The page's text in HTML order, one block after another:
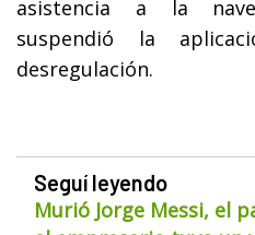
asistencia a la
suspendió la
desregulación.
Seguí leyendo
Murió Jorge Messi, el